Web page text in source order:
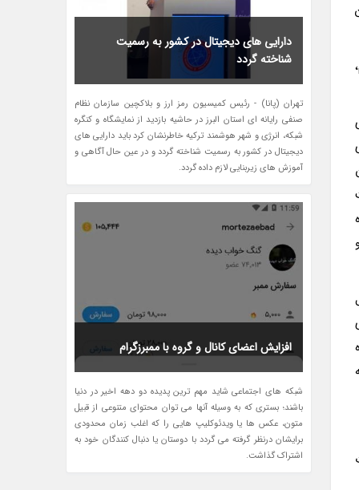
دارایی های دیجیتال در کشور به رسمیت
شناخته گردد
تهران (پانا) - رئیس کمیسیون رمز ارز و بلاکچین سازمان نظام
صنفی رایانه ای استان البرز در حاشیه بازدید از نمایشگاه و کنگره
شبکه، انرژی و شهر هوشمند ترکیه خاطرنشان کرد باید دارایی های
دیجیتال در کشور به رسمیت شناخته گردد و در عین حال آگاهی و
آموزش های زیربنایی لازم داده گردد.
افزایش اعضای کانال و گروه با ممبرزگرام
شبکه های اجتماعی شاید مهم ترین پدیده دو دهه اخیر در دنیا
باشند؛ بستری که به وسیله آنها می توان محتوای متنوعی از قبیل
متون، عکس ها یا ویدئوکلیپ هایی را که اغلب زمان محدودی
برایشان درنظر گرفته می گردد با دوستان یا دنبال کنندگان خود به
اشتراک گذاشت.